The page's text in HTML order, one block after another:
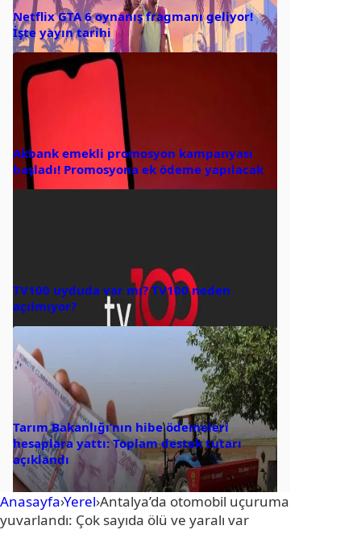
Netflix GTA 6 oynanış fragmanı geliyor!
İşte yayın tarihi
Akbank emekli promosyon kampanyası
başladı! Promosyona ek ödeme yapılacak
TV100 uyduda var mı? TV100 neden
açılmıyor?
Tarım Bakanlığı’nın hibe ödemeleri
hesaplara yattı: Toplam destek tutarı
açıklandı
Anasayfa›Yerel›Antalya’da otomobil uçuruma
yuvarlandı: Çok sayıda ölü ve yaralı var